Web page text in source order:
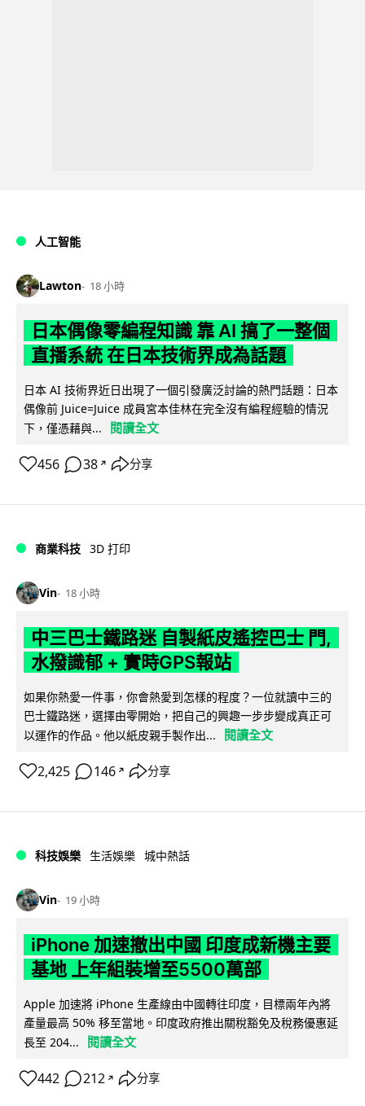
人工智能
Lawton 18 小時
日本偶像零編程知識 靠 AI 搞了一整個
直播系統 在日本技術界成為話題
日本 AI 技術界近日出現了一個引發廣泛討論的熱門話題：日本
偶像前 Juice=Juice 成員宮本佳林在完全沒有編程經驗的情況
下，僅憑藉與...
閱讀全文
456 38 ↗ 分享
商業科技 3D 打印
Vin 18 小時
中三巴士鐵路迷 自製紙皮遙控巴士 門,
水撥識郁 + 實時GPS報站
如果你熱愛一件事，你會熱愛到怎樣的程度？一位就讀中三的
巴士鐵路迷，選擇由零開始，把自己的興趣一步步變成真正可
以運作的作品。他以紙皮親手製作出...
閱讀全文
2,425 146 ↗ 分享
科技娛樂 生活娛樂 城中熱話
Vin 19 小時
iPhone 加速撤出中國 印度成新機主要
基地 上年組裝增至5500萬部
Apple 加速將 iPhone 生產線由中國轉往印度，目標兩年內將
產量最高 50% 移至當地。印度政府推出關稅豁免及稅務優惠延
長至 204...
閱讀全文
442 212 ↗ 分享